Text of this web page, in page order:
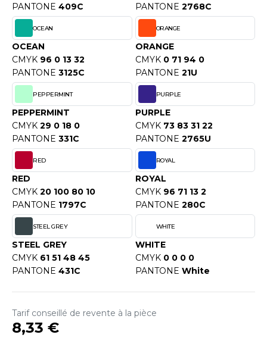
SERIE
GEN
MORNING STUDIOS
SEGURIDAD
DUICK
PANTONE 409C
PANTONE 2768C
OCEAN
OCEAN
CMYK 96 0 13 32
PANTONE 3125C
ORANGE
ORANGE
CMYK 0 71 94 0
PANTONE 21U
PEPPERMINT
PEPPERMINT
CMYK 29 0 18 0
PANTONE 331C
PURPLE
PURPLE
CMYK 73 83 31 22
PANTONE 2765U
RED
RED
CMYK 20 100 80 10
PANTONE 1797C
ROYAL
ROYAL
CMYK 96 71 13 2
PANTONE 280C
STEEL GREY
STEEL GREY
CMYK 61 51 48 45
PANTONE 431C
WHITE
WHITE
CMYK 0 0 0 0
PANTONE White
Tarif conseillé de revente à la pièce
8,33 €